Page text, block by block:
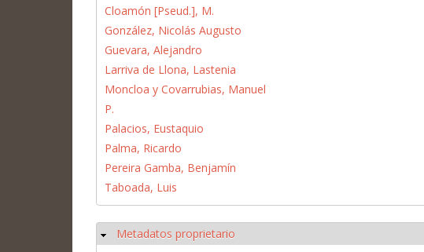
Cloamón [Pseud.], M.
González, Nicolás Augusto
Guevara, Alejandro
Larriva de Llona, Lastenia
Moncloa y Covarrubias, Manuel
P.
Palacios, Eustaquio
Palma, Ricardo
Pereira Gamba, Benjamín
Taboada, Luis
Ocultar
Metadatos proprietario